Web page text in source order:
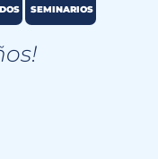
SEMINARIOS